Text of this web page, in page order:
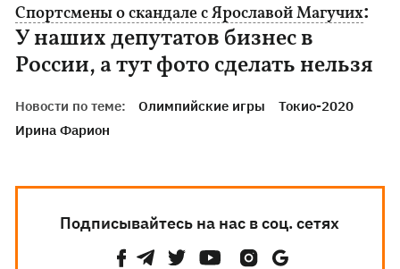
Спортсмены о скандале с Ярославой Магучих:
У наших депутатов бизнес в
России, а тут фото сделать нельзя
Новости по теме: Олимпийские игры
Токио-2020
Ирина Фарион
Подписывайтесь на нас в соц. сетях